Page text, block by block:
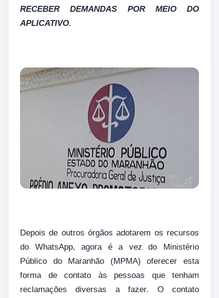
RECEBER DEMANDAS POR MEIO DO
APLICATIVO.
Depois de outros órgãos adotarem os recursos
do WhatsApp, agora é a vez do Ministério
Público do Maranhão (MPMA) oferecer esta
forma de contato às pessoas que tenham
reclamações diversas a fazer. O contato